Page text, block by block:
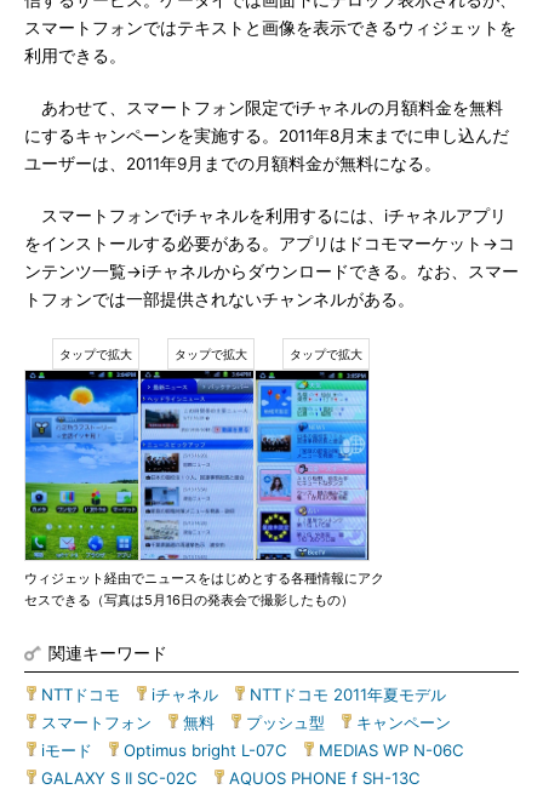
スマートフォンではテキストと画像を表示できるウィジェットを
利用できる。
あわせて、スマートフォン限定でiチャネルの月額料金を無料
にするキャンペーンを実施する。2011年8月末までに申し込んだ
ユーザーは、2011年9月までの月額料金が無料になる。
スマートフォンでiチャネルを利用するには、iチャネルアプリ
をインストールする必要がある。アプリはドコモマーケット→コ
ンテンツ一覧→iチャネルからダウンロードできる。なお、スマー
トフォンでは一部提供されないチャンネルがある。
ウィジェット経由でニュースをはじめとする各種情報にアク
セスできる（写真は5月16日の発表会で撮影したもの）
関連キーワード
NTTドコモ iチャネル NTTドコモ 2011年夏モデル
スマートフォン
無料 プッシュ型 キャンペーン
iモード
Optimus bright L-07C MEDIAS WP N-06C
GALAXY S II SC-02C
AQUOS PHONE f SH-13C